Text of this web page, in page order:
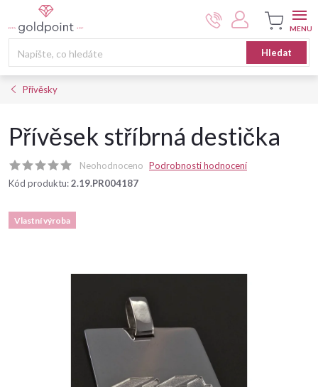
na
Hledat
Nákupní
košík
Přívěsky
Přívěsek stříbrná destička
Neohodnoceno Podrobnosti hodnocení
Kód produktu:2.19.PR004187
Vlastní výroba